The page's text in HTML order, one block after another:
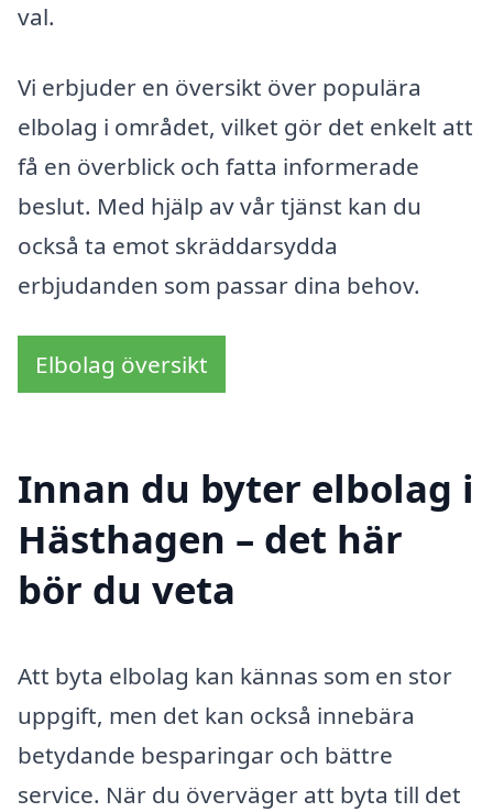
val.
Vi erbjuder en översikt över populära
elbolag i området, vilket gör det enkelt att
få en överblick och fatta informerade
beslut. Med hjälp av vår tjänst kan du
också ta emot skräddarsydda
erbjudanden som passar dina behov.
Elbolag översikt
Innan du byter elbolag i
Hästhagen – det här
bör du veta
Att byta elbolag kan kännas som en stor
uppgift, men det kan också innebära
betydande besparingar och bättre
service. När du överväger att byta till det